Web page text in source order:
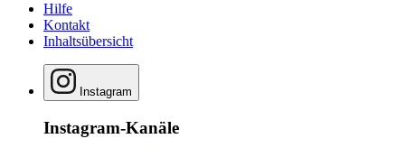
Hilfe
Kontakt
Inhaltsübersicht
Instagram
Instagram-Kanäle